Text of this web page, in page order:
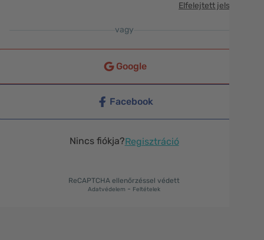
Elfelejtett jelszó
vagy
Google
Facebook
Nincs fiókja?Regisztráció
ReCAPTCHA ellenőrzéssel védett
Adatvédelem - Feltételek